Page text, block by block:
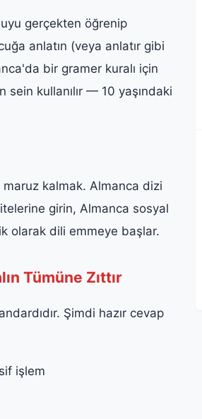
gerçekten öğrenip
anlatın (veya anlatır gibi
bir gramer kuralı için
kullanılır — 10 yaşındaki
maruz kalmak. Almanca dizi
girin, Almanca sosyal
olarak dili emmeye başlar.
Tümüne Zıttır
Şimdi hazır cevap
işlem